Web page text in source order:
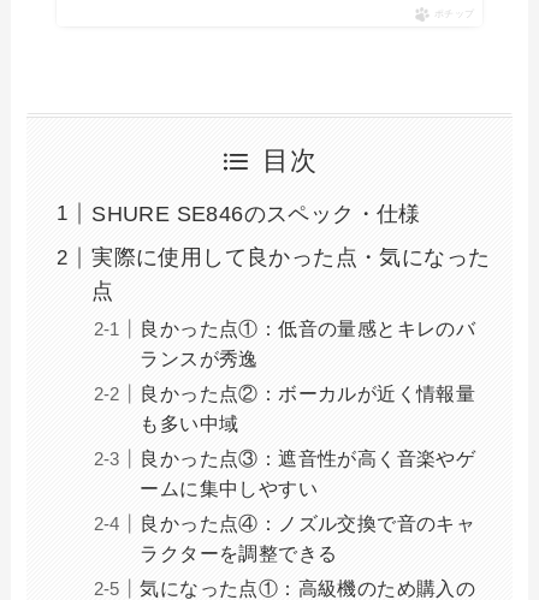
ポチップ
目次
SHURE SE846のスペック・仕様
実際に使用して良かった点・気になった
点
良かった点①：低音の量感とキレのバ
ランスが秀逸
良かった点②：ボーカルが近く情報量
も多い中域
良かった点③：遮音性が高く音楽やゲ
ームに集中しやすい
良かった点④：ノズル交換で音のキャ
ラクターを調整できる
気になった点①：高級機のため購入の